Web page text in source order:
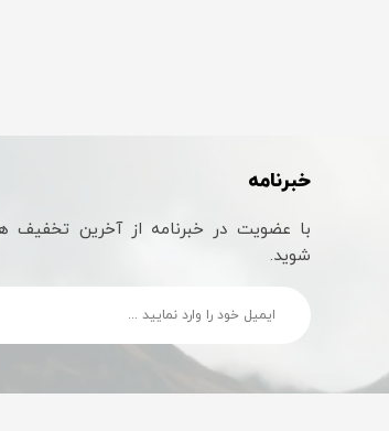
خبرنامه
با عضویت در خبرنامه از آخرین تخفیف
شوید.